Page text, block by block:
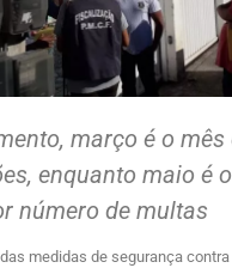
março é o
enquanto maio é
número de multas
medidas de segurança contra